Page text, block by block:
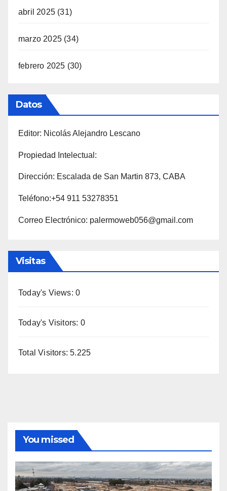
abril 2025 (31)
marzo 2025 (34)
febrero 2025 (30)
Datos
Editor: Nicolás Alejandro Lescano
Propiedad Intelectual:
Dirección: Escalada de San Martin 873, CABA
Teléfono:+54 911 53278351
Correo Electrónico: palermoweb056@gmail.com
Visitas
Today's Views: 0
Today's Visitors: 0
Total Visitors:5.225
You missed